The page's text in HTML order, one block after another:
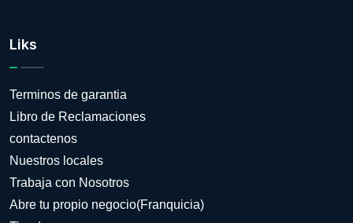
Liks
Terminos de garantia
Libro de Reclamaciones
contactenos
Nuestros locales
Trabaja con Nosotros
Abre tu propio negocio(Franquicia)